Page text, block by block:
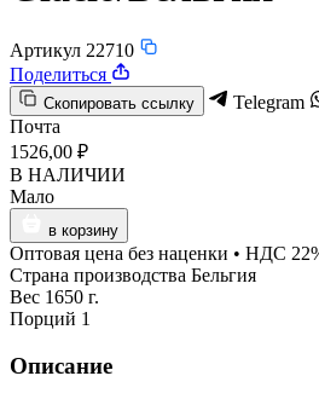
Артикул 22710
Поделиться
Скопировать ссылку Telegram
Почта
1526,00 ₽
В НАЛИЧИИ
Мало
в корзину
Оптовая цена без наценки • НДС
Страна производства Бельгия
Вес 1650 г.
Порций 1
Описание